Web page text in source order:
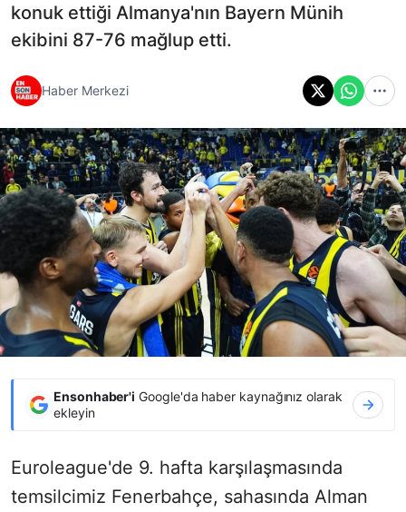
konuk ettiği Almanya'nın Bayern Münih
ekibini 87-76 mağlup etti.
Haber Merkezi
Ensonhaber'i Google'da haber kaynağınız olarak
ekleyin
Euroleague'de 9. hafta karşılaşmasında
temsilcimiz Fenerbahçe, sahasında Alman